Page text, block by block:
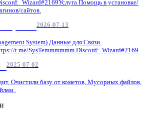
Wizard#2169Услуга Помощь в установке/
сайтов.
2026-07-13
System) Данные для Связи.
t.me/SysTemmmmmm Discord: Wizard#2169
2025-07-02
Очистили базу от кометов, Мусорных файлов,